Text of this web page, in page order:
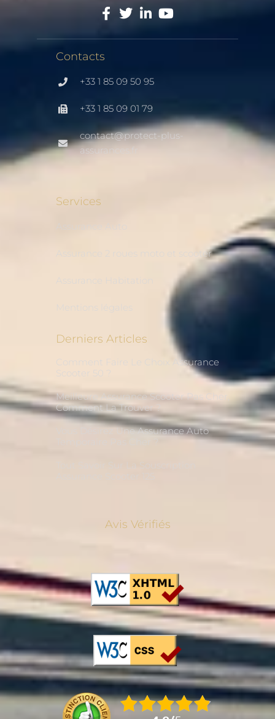
Contacts
+33 1 85 09 50 95
+33 1 85 09 01 79
contact@protect-plus-
assurances.fr
Services
Assurance Auto
Assurance 2 roues moto et scooter
Assurance Habitation
Mentions légales
Derniers Articles
Comment Faire Le Choix Assurance
Scooter 50 ?
Meilleure Assurance Scooter Pas Cher,
Comment La Trouver ?
Vous Désirez Une Assurance Auto
Tout Savoir Sur La Souscription
Assurance Scooter 125
Avis Vérifiés